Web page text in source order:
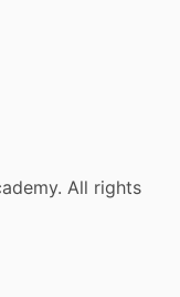
All rights